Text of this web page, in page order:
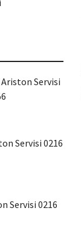
Servisi
Servisi 0216
Servisi 0216